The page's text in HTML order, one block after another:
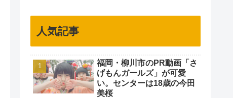
人気記事
福岡・柳川市のPR動画「さ
げもんガールズ」が可愛
い。センターは18歳の今田
美桜